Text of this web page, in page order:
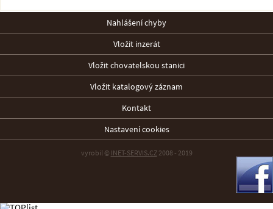
Nahlášení chyby
Vložit inzerát
Vložit chovatelskou stanici
Vložit katalogový záznam
Kontakt
Nastavení cookies
vyrobil © INET-SERVIS.CZ2008 - 2019